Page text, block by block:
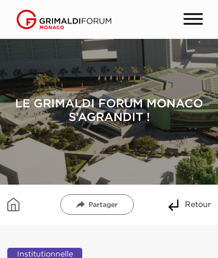
LE GRIMALDI FORUM MONACO
S’AGRANDIT !
Partager Retour
Institutionnelle